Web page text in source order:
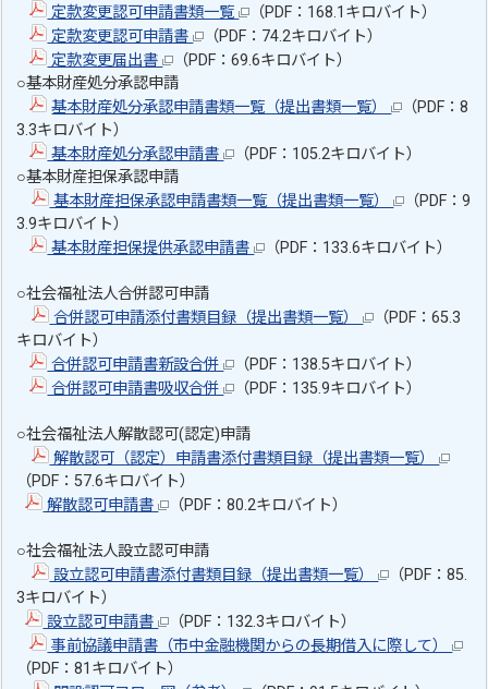
定款変更認可申請書類一覧
（PDF：168.1キロバイト）
定款変更認可申請書
（PDF：74.2キロバイト）
定款変更届出書
（PDF：69.6キロバイト）
○基本財産処分承認申請
基本財産処分承認申請書類一覧（提出書類一覧）
（PDF：8
3.3キロバイト）
基本財産処分承認申請書
（PDF：105.2キロバイト）
○基本財産担保承認申請
基本財産担保承認申請書類一覧（提出書類一覧）
（PDF：9
3.9キロバイト）
基本財産担保提供承認申請書
（PDF：133.6キロバイト）
○社会福祉法人合併認可申請
合併認可申請添付書類目録（提出書類一覧）
（PDF：65.3
キロバイト）
合併認可申請書新設合併
（PDF：138.5キロバイト）
合併認可申請書吸収合併
（PDF：135.9キロバイト）
○社会福祉法人解散認可(認定)申請
解散認可（認定）申請書添付書類目録（提出書類一覧）
（PDF：57.6キロバイト）
解散認可申請書
（PDF：80.2キロバイト）
○社会福祉法人設立認可申請
設立認可申請書添付書類目録（提出書類一覧）
（PDF：85.
3キロバイト）
設立認可申請書
（PDF：132.3キロバイト）
事前協議申請書（市中金融機関からの長期借入に際して）
（PDF：81キロバイト）